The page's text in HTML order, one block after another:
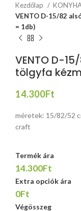
Kezdőlap
VENTO D-15/82
= 1db)
VENTO D-
tölgyfa
14.300Ft
méretek: 15/82/52
craft
Termék ára
14.300Ft
Extra opciók ára
0Ft
Végösszeg